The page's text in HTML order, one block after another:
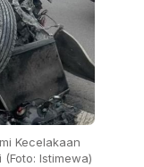
Kecelakaan
Istimewa)